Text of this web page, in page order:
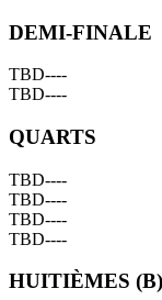
DEMI-FINALE
TBD----
TBD----
QUARTS
TBD----
TBD----
TBD----
TBD----
HUITIÈMES (B)